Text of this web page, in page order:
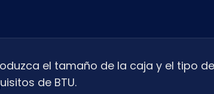
el tamaño de la caja y el tipo
de BTU.